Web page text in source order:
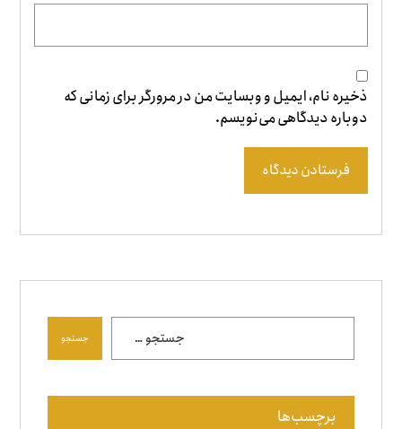
ذخیره نام، ایمیل و وبسایت من در مرورگر برای زمانی که
دوباره دیدگاهی می‌نویسم.
فرستادن دیدگاه
جستجو
برچسب‌ها